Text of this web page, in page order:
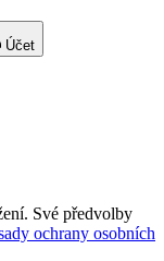
Účet
Své předvolby
ochrany osobních